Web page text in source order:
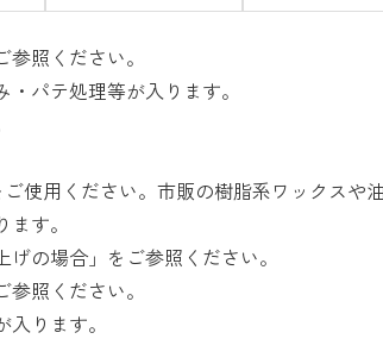
参照ください。
パテ処理等が入ります。
使用ください。市販の樹脂系ワックスや
す。
の場合」をご参照ください。
照ください。
ります。